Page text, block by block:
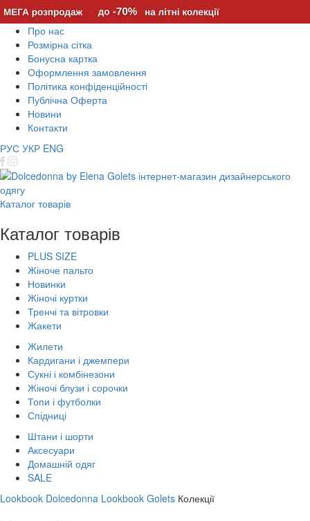
Про нас
Розмірна сітка
Бонусна картка
Оформлення замовлення
Політика конфіденційності
Публічна Оферта
Новини
Контакти
РУС УКР ENG
Каталог товарів
Каталог товарів
PLUS SIZE
Жіноче пальто
Новинки
Жіночі куртки
Тренчі та вітровки
Жакети
Жилети
Кардигани і джемпери
Сукні і комбінезони
Жіночі блузи і сорочки
Топи і футболки
Спідниці
Штани і шорти
Аксесуари
Домашній одяг
SALE
Lookbook Dolcedonna Lookbook Golets Колекції